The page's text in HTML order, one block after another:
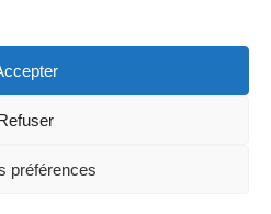
préférences